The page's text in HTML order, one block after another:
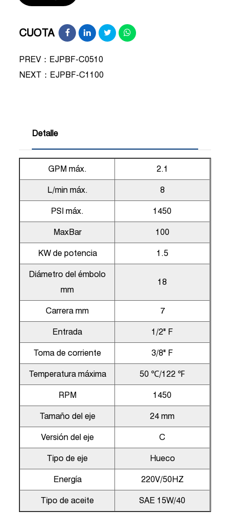
CUOTA
PREV：EJPBF-C0510
NEXT： EJPBF-C1100
Detalle
GPM máx. 2.1
L/min máx. 8
PSI máx. 1450
MaxBar 100
KW de potencia 1.5
Diámetro del émbolo
mm
18
Carrera mm 7
Entrada 1/2" F
Toma de corriente 3/8" F
Temperatura máxima 50 ℃/122 ℉
RPM 1450
Tamaño del eje 24 mm
Versión del eje C
Tipo de eje Hueco
Energía 220V/50HZ
Tipo de aceite SAE 15W/40